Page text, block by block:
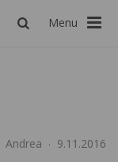
Menu
Andrea 9.11.2016